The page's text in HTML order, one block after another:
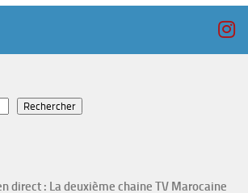
Rechercher
direct : La deuxième chaine TV Marocaine